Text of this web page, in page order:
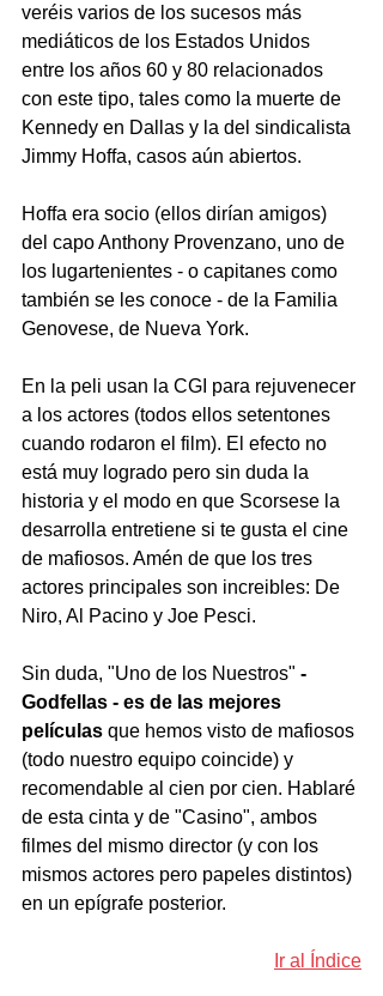
veréis varios de los sucesos más
mediáticos de los Estados Unidos
entre los años 60 y 80 relacionados
con este tipo, tales como la muerte de
Kennedy en Dallas y la del sindicalista
Jimmy Hoffa, casos aún abiertos.
Hoffa era socio (ellos dirían amigos)
del capo Anthony Provenzano, uno de
los lugartenientes - o capitanes como
también se les conoce - de la Familia
Genovese, de Nueva York.
En la peli usan la CGI para rejuvenecer
a los actores (todos ellos setentones
cuando rodaron el film). El efecto no
está muy logrado pero sin duda la
historia y el modo en que Scorsese la
desarrolla entretiene si te gusta el cine
de mafiosos. Amén de que los tres
actores principales son increibles: De
Niro, Al Pacino y Joe Pesci.
Sin duda, "Uno de los Nuestros" -
Godfellas - es de las mejores
películas que hemos visto de mafiosos
(todo nuestro equipo coincide) y
recomendable al cien por cien. Hablaré
de esta cinta y de "Casino", ambos
filmes del mismo director (y con los
mismos actores pero papeles distintos)
en un epígrafe posterior.
Ir al Índice